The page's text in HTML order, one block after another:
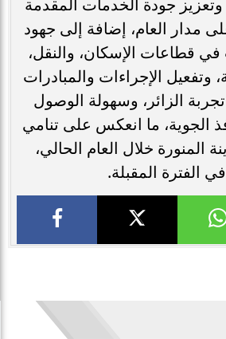
جودة الخدمات المقدمة
مدار العام، إضافة إلى جهود
في قطاعات الإسكان، والنقل،
وتفعيل الإجراءات والمبادرات
تجربة الزائر، وسهولة الوصول
الجوية، ما انعكس على تنامي
المنورة خلال العام الحالي،
الفترة المقبلة.